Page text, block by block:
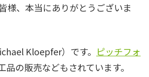
様、本当にありがとうございま
Kloepfer）です。 ピッチフォ
の販売などもされています。